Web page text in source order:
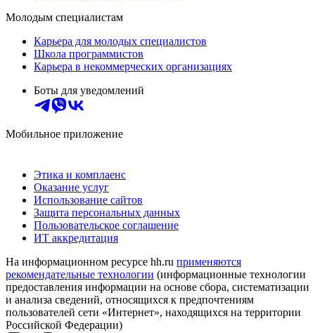
Молодым специалистам
Карьера для молодых специалистов
Школа программистов
Карьера в некоммерческих организациях
Боты для уведомлений
Мобильное приложение
Этика и комплаенс
Оказание услуг
Использование сайтов
Защита персональных данных
Пользовательское соглашение
ИТ аккредитация
На информационном ресурсе hh.ru применяются
рекомендательные технологии (информационные технологии
предоставления информации на основе сбора, систематизации
и анализа сведений, относящихся к предпочтениям
пользователей сети «Интернет», находящихся на территории
Российской Федерации)